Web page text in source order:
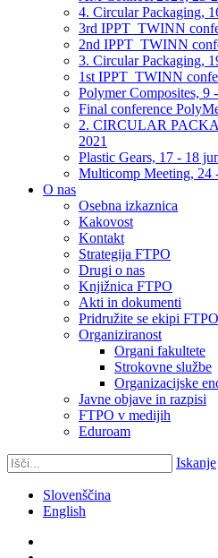
4. Circular Packaging,
3rd IPPT_TWINN
2nd IPPT_TWINN
3. Circular Packaging,
1st IPPT_TWINN
Polymer Composites, 9
Final conference
2. CIRCULAR
2021
Plastic Gears, 17 - 18
Multicomp Meeting, 24
O nas
Osebna izkaznica
Kakovost
Kontakt
Strategija FTPO
Drugi o nas
Knjižnica FTPO
Akti in dokumenti
Pridružite se ekipi FTPO
Organiziranost
Organi fakultete
Strokovne službe
Organizacijske
Javne objave in razpisi
FTPO v medijih
Eduroam
Iskanje
Slovenščina
English